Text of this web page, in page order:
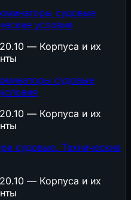
судовые
условия
— Корпуса и их
судовые
— Корпуса и их
судовые. Технические
— Корпуса и их